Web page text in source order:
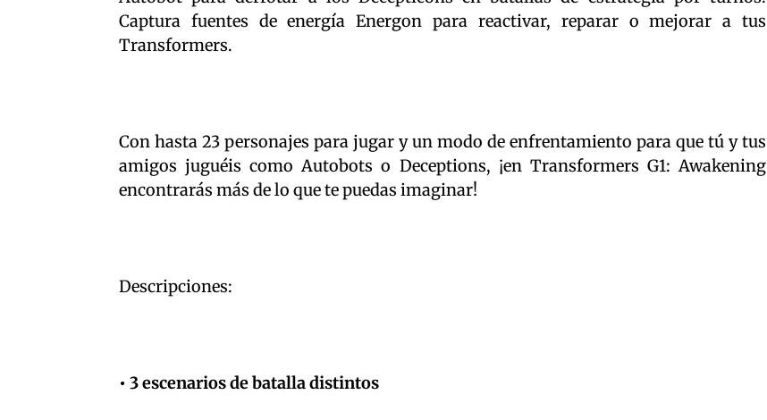
Captura fuentes de energía Energon para reactivar, reparar o mejorar a tus
Transformers.
Con hasta 23 personajes para jugar y un modo de enfrentamiento para que tú y tus
amigos juguéis como Autobots o Deceptions, ¡en Transformers G1: Awakening
encontrarás más de lo que te puedas imaginar!
Descripciones:
• 3 escenarios de batalla distintos